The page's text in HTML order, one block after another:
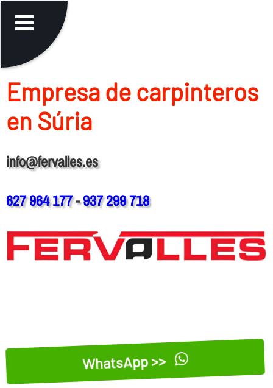
Empresa de carpinteros
en Súria
info@fervalles.es
627 964 177-937 299 718
WhatsApp >>